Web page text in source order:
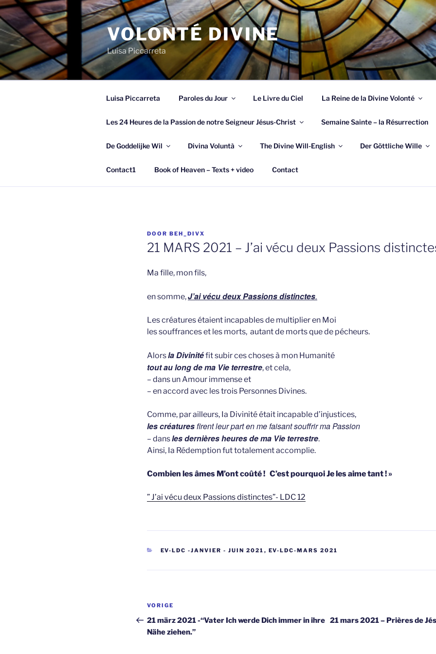
Spring
naar
de
inhoud
VOLONTÉ DIVINE
Luisa Piccarreta
Luisa Piccarreta Paroles du Jour Le Livre du Ciel La Reine de la Divine Volonté
Les 24 Heures de la Passion de notre Seigneur Jésus-Christ Semaine Sainte – la Résurrection
De Goddelijke Wil Divina Voluntà The Divine Will-English Der Göttliche Wille
Contact1 Book of Heaven – Texts + video Contact
GEPLAATST
OP
DOOR BEH_DIVX
21 MARS 2021 – J’ai vécu deux Passions
Ma fille, mon fils,
en somme,J’ai vécu deux Passions distinctes.
Les créatures étaient incapables de multiplier en Moi
les souffrances et les morts, autant de morts que de pécheurs.
Alorsla Divinitéfit subir ces choses à mon Humanité
toutau long de ma Vie terrestre, et cela,
– dans un Amour immense et
– en accord avec les trois Personnes Divines.
Comme, par ailleurs, Ia Divinité était incapable d’injustices,
les créaturesfirent leur part en me faisant souffrir ma Passion
– dansles dernières heures de ma Vie terrestre.
Ainsi, Ia Rédemption fut totalement accomplie.
Combien les âmes M’ont coûté ! C’est pourquoi Je les aime tant ! »
” J’ai vécu deux Passions distinctes”- LDC 12
CATEGORIEËN
EV-LDC -JANVIER - JUIN 2021 , EV-LDC-MARS 2021
Berichtnavigatie
Vorig
bericht
VORIGE
21 märz 2021 -“Vater Ich werde Dich immer in ihre
Nähe ziehen.”
21 mars 2021 – Prières de